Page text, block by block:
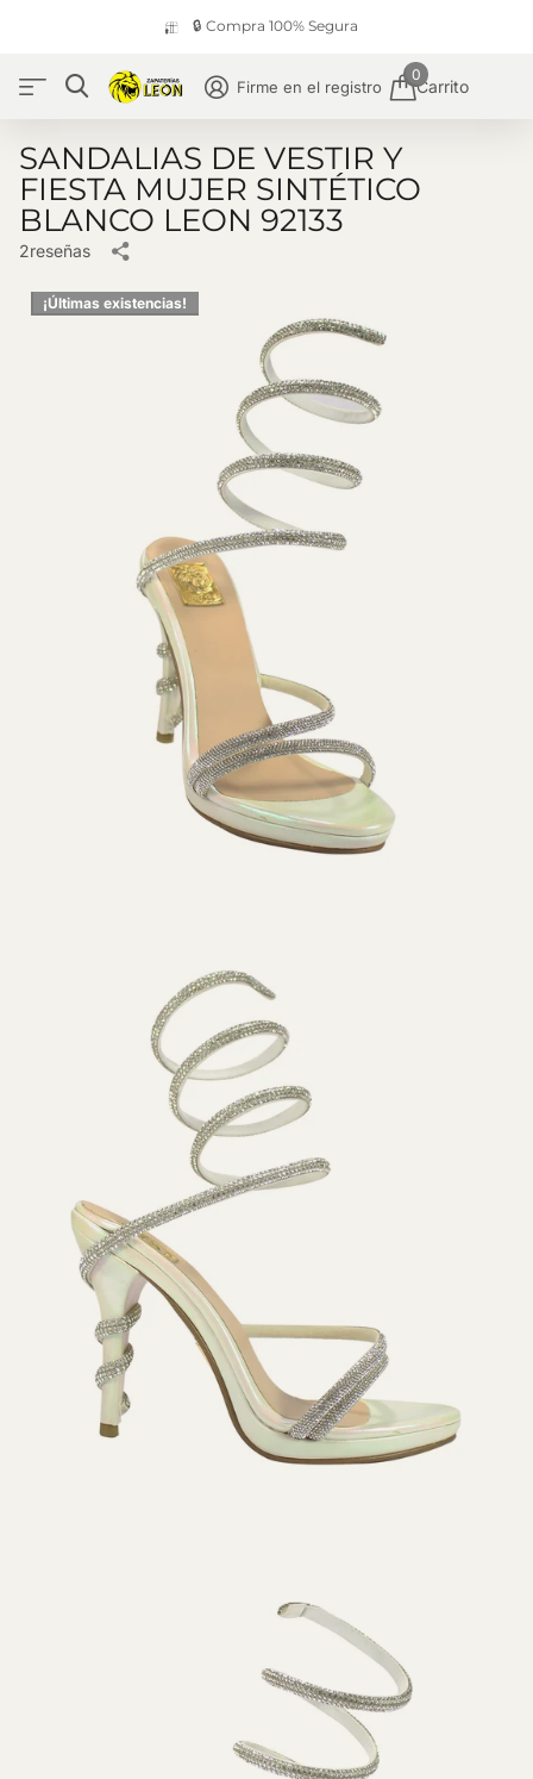
🔒 Compra 100% Segura
Firme en el registro Carrito
0
SANDALIAS DE VESTIR Y
FIESTA MUJER SINTÉTICO
BLANCO LEON 92133
2reseñas
¡Últimas existencias!